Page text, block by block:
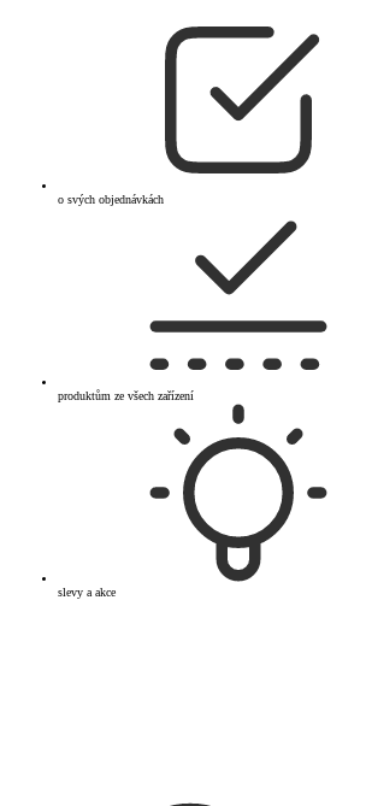
o svých objednávkách
produktům ze všech zařízení
slevy a akce